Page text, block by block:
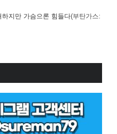
지만 가슴으론 힘들다(부탄가스: